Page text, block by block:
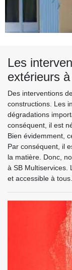
Les
extérieurs
Des interventions
constructions. Les
dégradations
conséquent, il est
Bien évidemment,
Par conséquent, il
la matière. Donc,
à SB Multiservices.
et accessible à tous.